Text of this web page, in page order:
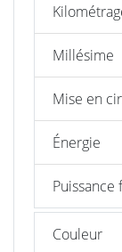
Millésime
Mise en
Énergie
Puissance
Couleur